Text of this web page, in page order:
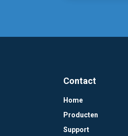
Contact
Home
Producten
Support